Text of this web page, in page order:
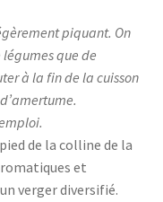
piquant. On
que de
à la fin de la cuisson
de la colline de la
et
verger diversifié.